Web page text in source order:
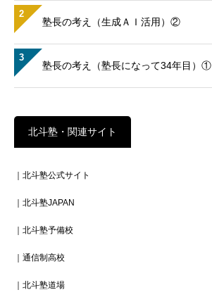
2
塾長の考え（生成ＡＩ活用）②
3
塾長の考え（塾長になって34年目）①
北斗塾・関連サイト
｜北斗塾公式サイト
｜北斗塾JAPAN
｜北斗塾予備校
｜通信制高校
｜北斗塾道場